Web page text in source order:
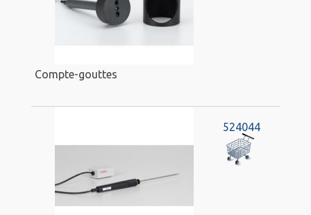
Compte-gouttes
524044